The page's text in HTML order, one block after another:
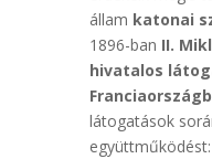
állam katonai
1896-ban II.
hivatalos
látogatások